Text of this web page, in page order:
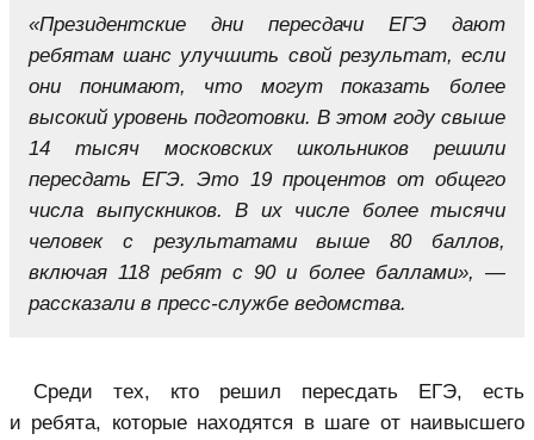
«Президентские дни пересдачи ЕГЭ дают
ребятам шанс улучшить свой результат, если
они понимают, что могут показать более
высокий уровень подготовки. В этом году свыше
14 тысяч московских школьников решили
пересдать ЕГЭ. Это 19 процентов от общего
числа выпускников. В их числе более тысячи
человек с результатами выше 80 баллов,
включая 118 ребят с 90 и более баллами», ―
рассказали в пресс-службе ведомства.
Среди тех, кто решил пересдать ЕГЭ, есть
и ребята, которые находятся в шаге от наивысшего